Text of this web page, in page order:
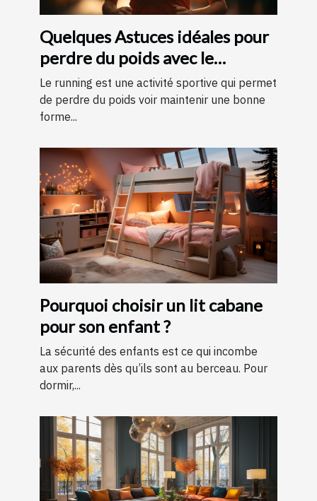
Quelques Astuces idéales pour
perdre du poids avec le
running ?
Le running est une activité sportive qui permet
de perdre du poids voir maintenir une bonne
forme...
Pourquoi choisir un lit cabane
pour son enfant ?
La sécurité des enfants est ce qui incombe
aux parents dès qu’ils sont au berceau. Pour
dormir,...